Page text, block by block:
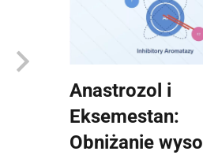
Anastrozol i
Eksemestan:
Obniżanie